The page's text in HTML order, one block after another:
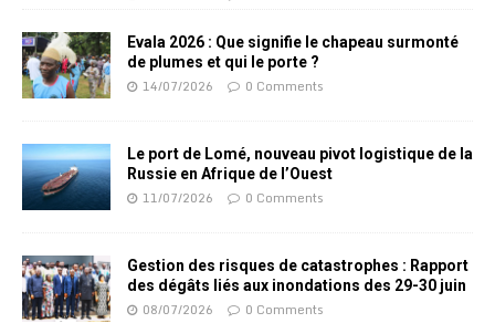
Evala 2026 : Que signifie le chapeau surmonté
de plumes et qui le porte ?
14/07/2026 0 Comments
Le port de Lomé, nouveau pivot logistique de la
Russie en Afrique de l’Ouest
11/07/2026 0 Comments
Gestion des risques de catastrophes : Rapport
des dégâts liés aux inondations des 29-30 juin
08/07/2026 0 Comments